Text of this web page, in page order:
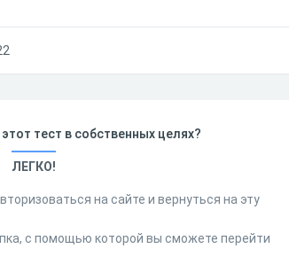
тест в собственных целях?
ЛЕГКО!
на сайте и вернуться на эту
с помощью которой вы сможете перейти